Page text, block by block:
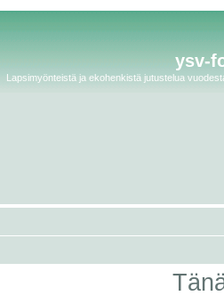
ysv-
Lapsimyönteistä ja ekohenkistä jutustelua